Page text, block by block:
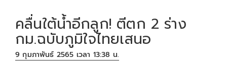
คลื่นใต้น้ำอีกลูก! ตีตก 2 ร่าง
กม.ฉบับภูมิใจไทยเสนอ
9 กุมภาพันธ์ 2565 เวลา 13:38 น.